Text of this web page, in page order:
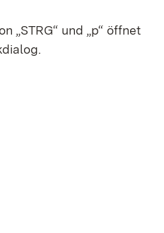
„STRG“ und „p“ öffnet